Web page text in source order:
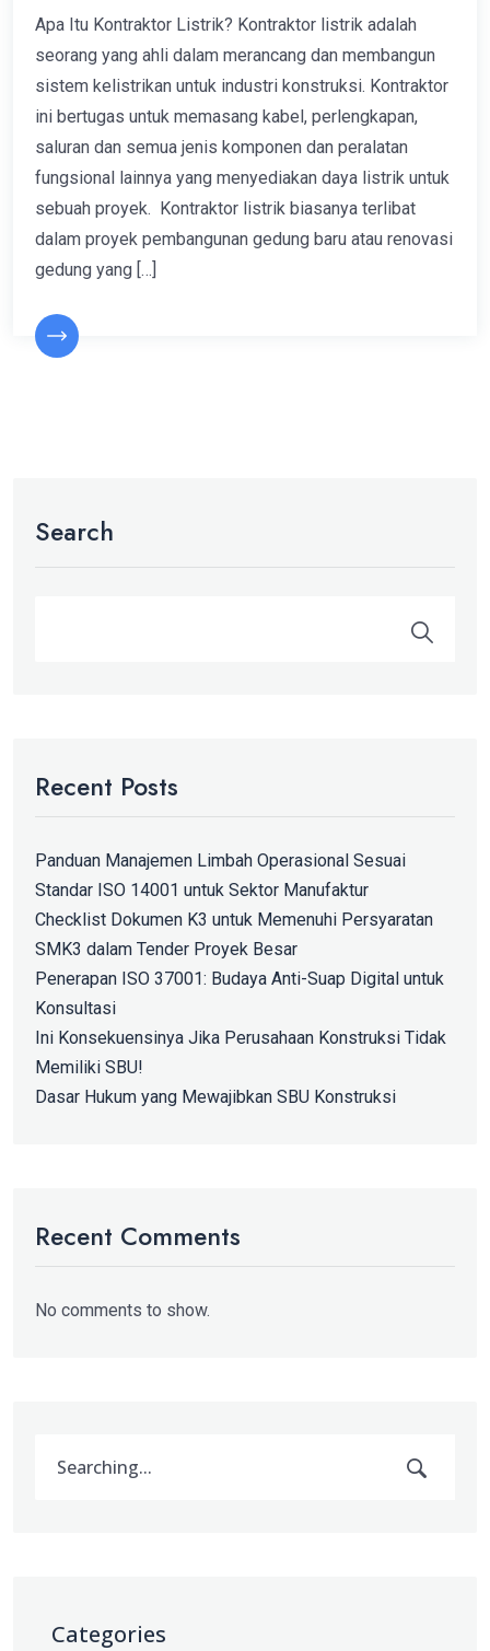
Apa Itu Kontraktor Listrik? Kontraktor listrik adalah
seorang yang ahli dalam merancang dan membangun
sistem kelistrikan untuk industri konstruksi. Kontraktor
ini bertugas untuk memasang kabel, perlengkapan,
saluran dan semua jenis komponen dan peralatan
fungsional lainnya yang menyediakan daya listrik untuk
sebuah proyek. Kontraktor listrik biasanya terlibat
dalam proyek pembangunan gedung baru atau renovasi
gedung yang […]
Search
Recent Posts
Panduan Manajemen Limbah Operasional Sesuai
Standar ISO 14001 untuk Sektor Manufaktur
Checklist Dokumen K3 untuk Memenuhi Persyaratan
SMK3 dalam Tender Proyek Besar
Penerapan ISO 37001: Budaya Anti-Suap Digital untuk
Konsultasi
Ini Konsekuensinya Jika Perusahaan Konstruksi Tidak
Memiliki SBU!
Dasar Hukum yang Mewajibkan SBU Konstruksi
Recent Comments
No comments to show.
Categories